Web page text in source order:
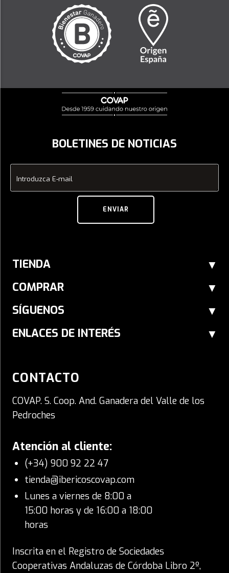
BOLETINES DE NOTICIAS
Introduzca E-mail
ENVIAR
TIENDA
COMPRAR
SÍGUENOS
ENLACES DE INTERÉS
CONTACTO
COVAP. S. Coop. And. Ganadera del Valle de los
Pedroches
Atención al cliente:
(+34) 900 92 22 47
tienda@ibericoscovap.com
Lunes a viernes de 8:00 a
15:00 horas y de 16:00 a 18:00
horas
Inscrita en el Registro de Sociedades
Cooperativas Andaluzas de Córdoba Libro 2º,